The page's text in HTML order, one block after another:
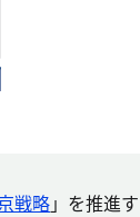
戦略」を推進